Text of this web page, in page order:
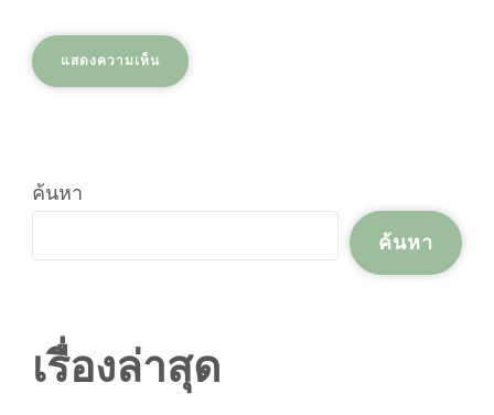
ค้นหา
ค้นหา
เรื่องล่าสุด